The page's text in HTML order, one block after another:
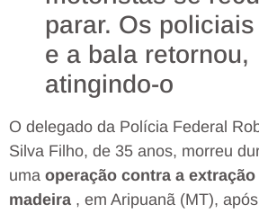
parar. Os
e a bala retornou,
atingindo-o
O delegado da Polícia Federal
Silva Filho, de 35 anos, morreu
uma operação contra a
madeira , em Aripuanã (MT),